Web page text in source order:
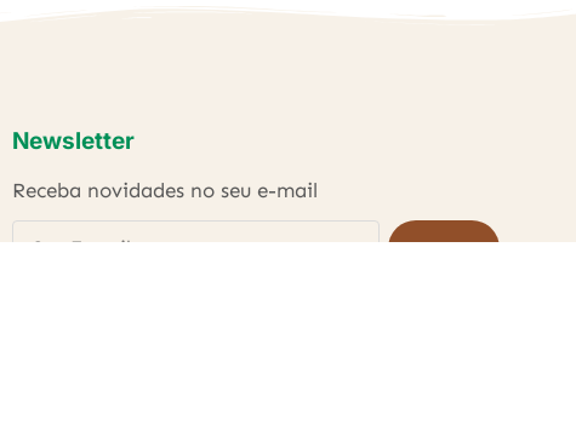
Newsletter
Receba novidades no seu e-mail
ENVIAR